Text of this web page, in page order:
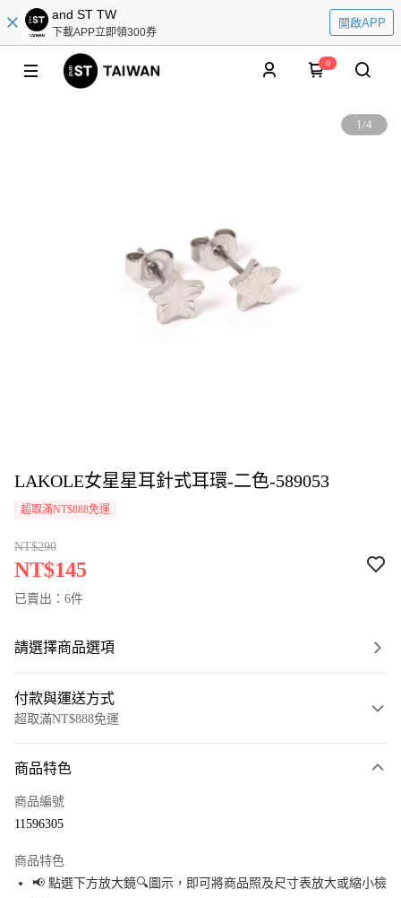
and ST TW
下載APP立即領300券
開啟APP
0
1/4
LAKOLE女星星耳針式耳環-二色-589053
超取滿NT$888免運
NT$290
NT$145
已賣出：6件
請選擇商品選項
付款與運送方式
超取滿NT$888免運
信用卡一次付款
Apple Pay
商品特色
商品編號
11596305
商品特色
📢 點選下方放大鏡🔍圖示，即可將商品照及尺寸表放大或縮小檢